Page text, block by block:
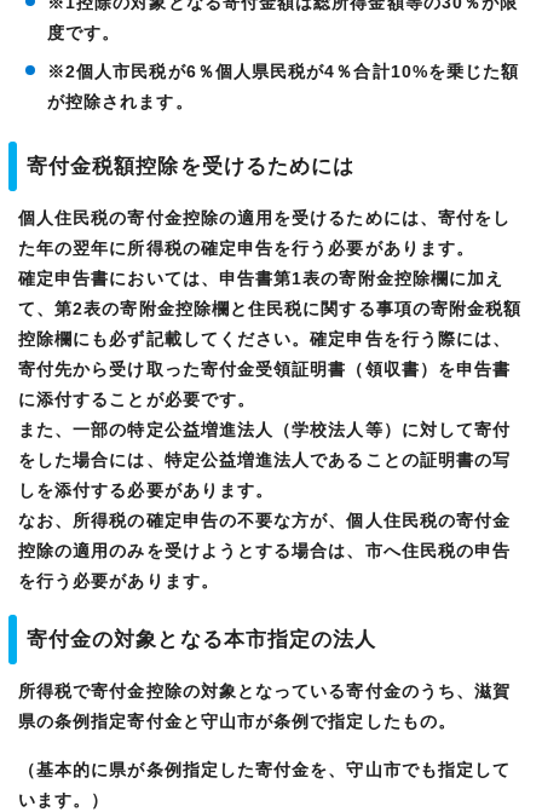
度です。
※2個人市民税が6％個人県民税が4％合計10%を乗じた額
が控除されます。
寄付金税額控除を受けるためには
個人住民税の寄付金控除の適用を受けるためには、寄付をし
た年の翌年に所得税の確定申告を行う必要があります。
確定申告書においては、申告書第1表の寄附金控除欄に加え
て、第2表の寄附金控除欄と住民税に関する事項の寄附金税額
控除欄にも必ず記載してください。確定申告を行う際には、
寄付先から受け取った寄付金受領証明書（領収書）を申告書
に添付することが必要です。
また、一部の特定公益増進法人（学校法人等）に対して寄付
をした場合には、特定公益増進法人であることの証明書の写
しを添付する必要があります。
なお、所得税の確定申告の不要な方が、個人住民税の寄付金
控除の適用のみを受けようとする場合は、市へ住民税の申告
を行う必要があります。
寄付金の対象となる本市指定の法人
所得税で寄付金控除の対象となっている寄付金のうち、滋賀
県の条例指定寄付金と守山市が条例で指定したもの。
（基本的に県が条例指定した寄付金を、守山市でも指定して
います。）